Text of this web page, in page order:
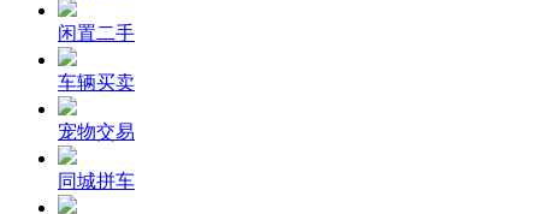
闲置二手
车辆买卖
宠物交易
同城拼车